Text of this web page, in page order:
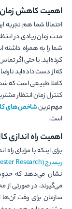
اهمیت کاهش زمان
احتمالا شما هم تجربه
مدت زمان زیادی در
شما را به همراه داشته
کرده‌اید. یا حتی اگر
که از دست داده‌اید
کاملا طبیعی است که
کنترل زمان انتظار
مهم‌ترینشاخص‌های
است.
اهمیت راه اندازی
برای اینکه با مزایای
ریسرچ (Forrester Research)
می‌گیرند، در صورتی
سازمان برای وقت